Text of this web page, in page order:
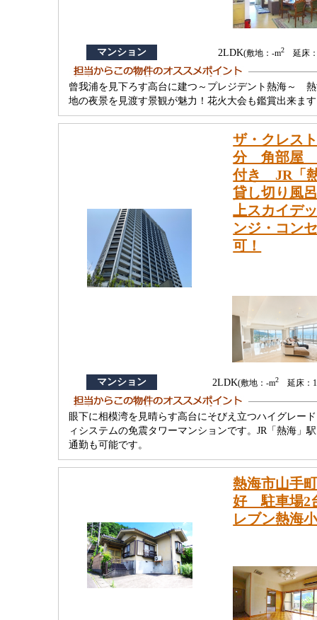
マンション 2LDK(敷地：-m2延床：
曾我浦を見下ろす高台に建つ～プレジデント熱海～
地の夜景を見渡す景観が魅力！花火大会も鑑賞出来ま
ザ・クレス
分 角部屋
付き JR「
貸し切り風
上スカイデ
ンジ・コン
可！
マンション 2LDK(敷地：-m2 延床：
眼下に相模湾を見晴らす高台にそびえ立つハイグレー
ィシステムの免震タワーマンションです。JR「熱海」
通勤も可能です。
熱海市山手
好 駐車場2
レブン熱海